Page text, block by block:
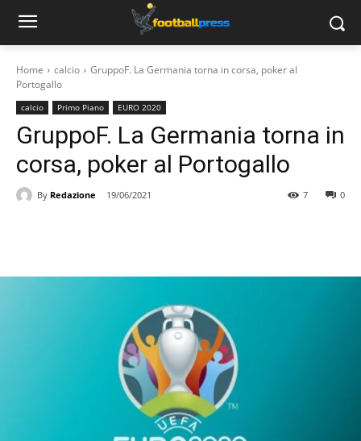
Home calcio
GruppoF. La Germania torna in corsa, poker al
Portogallo
calcio Primo Piano EURO 2020
GruppoF. La Germania torna in
corsa, poker al Portogallo
By Redazione 19/06/2021 0
7